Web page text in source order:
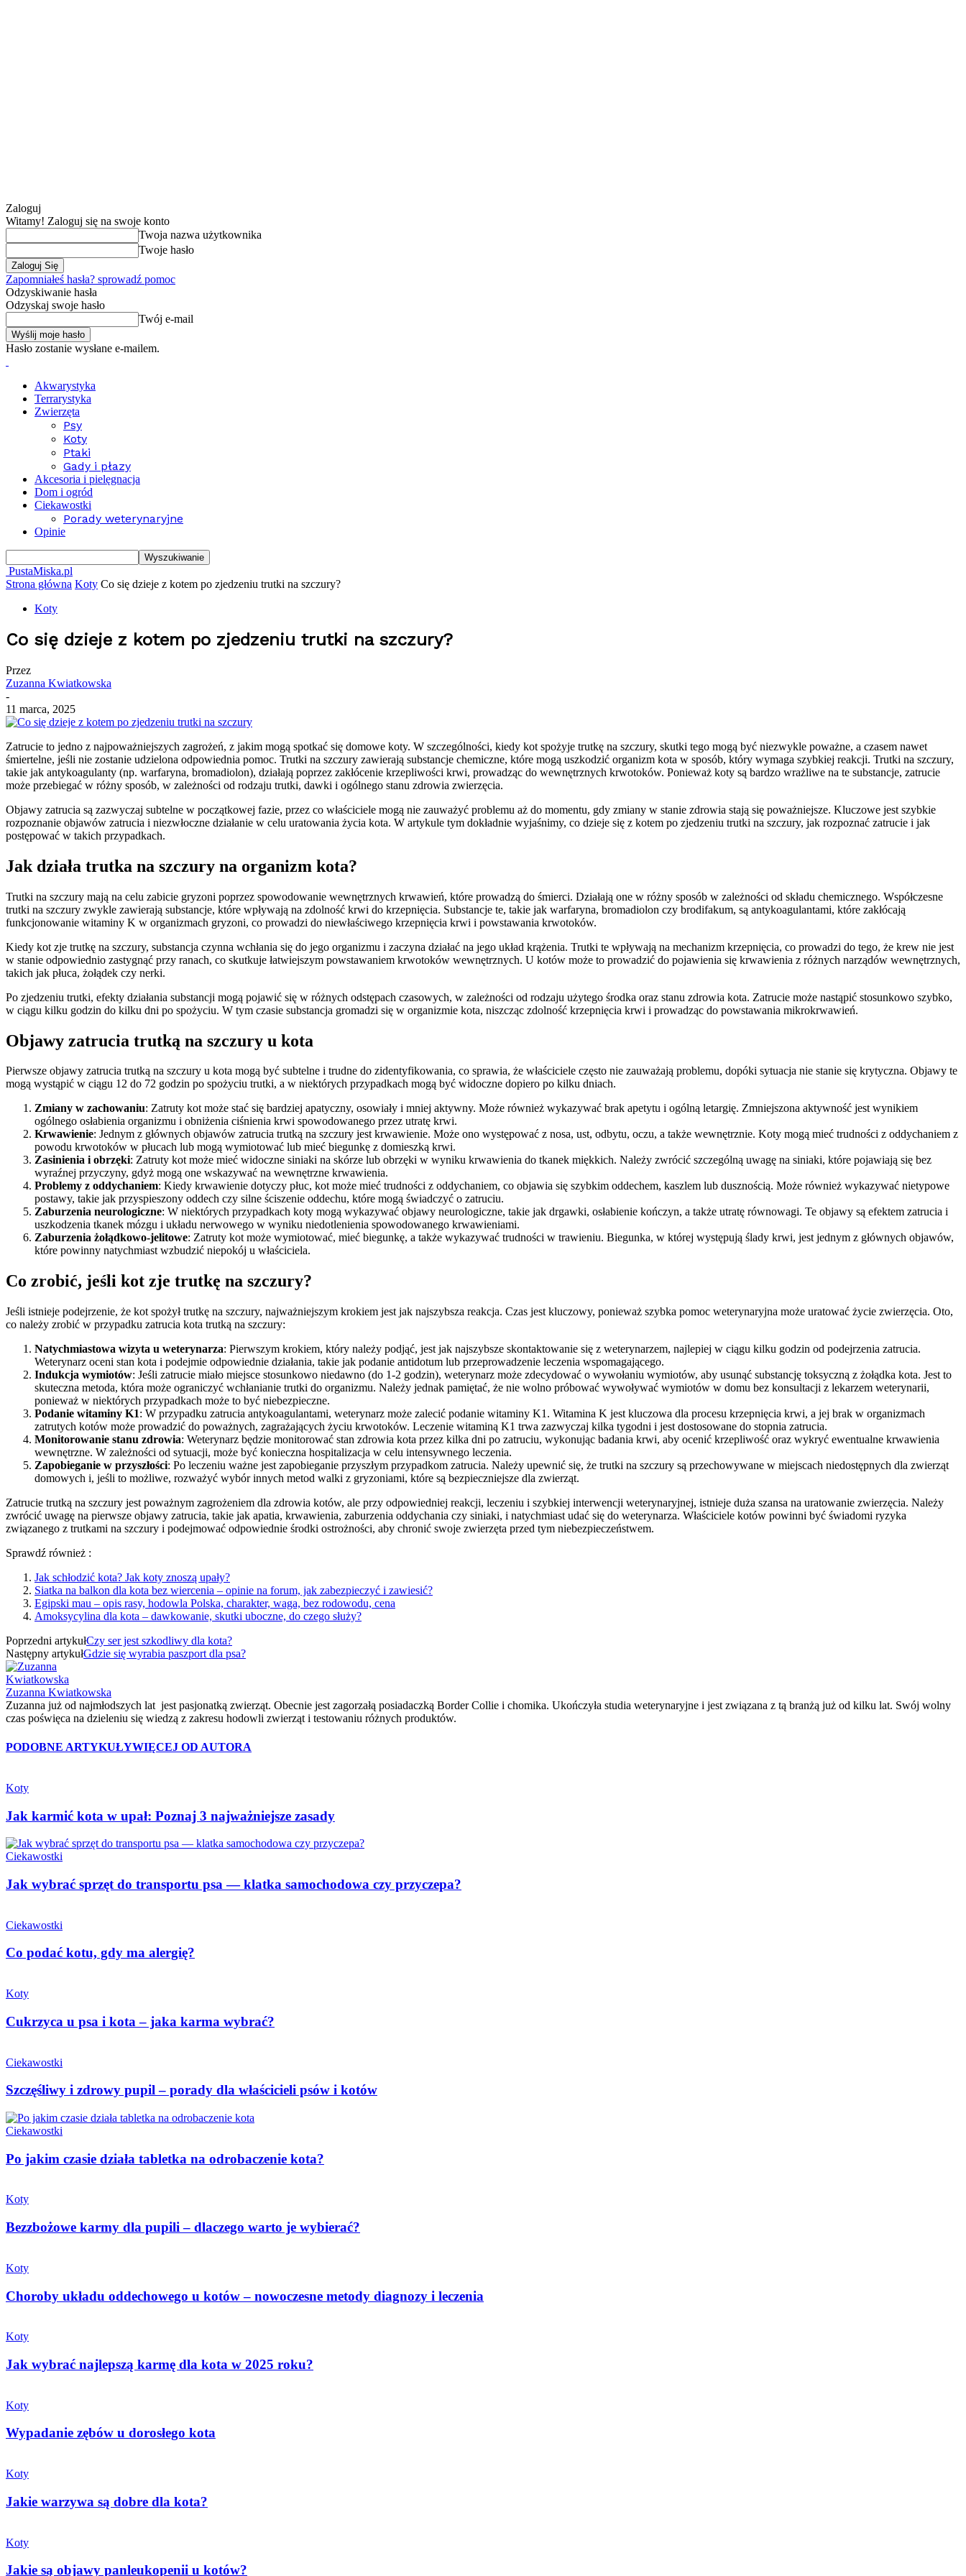
Zaloguj
Witamy! Zaloguj się na swoje konto
Twoja nazwa użytkownika
Twoje hasło
Zapomniałeś hasła? sprowadź pomoc
Odzyskiwanie hasła
Odzyskaj swoje hasło
Twój e-mail
Hasło zostanie wysłane e-mailem.
Akwarystyka
Terrarystyka
Zwierzęta
Psy
Koty
Ptaki
Gady i płazy
Akcesoria i pielęgnacja
Dom i ogród
Ciekawostki
Porady weterynaryjne
Opinie
PustaMiska.pl
Strona główna Koty Co się dzieje z kotem po zjedzeniu trutki na szczury?
Koty
Co się dzieje z kotem po zjedzeniu trutki na szczury?
Przez
Zuzanna Kwiatkowska
-
11 marca, 2025
Zatrucie to jedno z najpoważniejszych zagrożeń, z jakim mogą spotkać się domowe koty. W szczególności, kiedy kot spożyje trutkę na szczury, skutki tego mogą być niezwykle poważne, a czasem nawet
śmiertelne, jeśli nie zostanie udzielona odpowiednia pomoc. Trutki na szczury zawierają substancje chemiczne, które mogą uszkodzić organizm kota w sposób, który wymaga szybkiej reakcji. Trutki na szczury,
takie jak antykoagulanty (np. warfaryna, bromadiolon), działają poprzez zakłócenie krzepliwości krwi, prowadząc do wewnętrznych krwotoków. Ponieważ koty są bardzo wrażliwe na te substancje, zatrucie
może przebiegać w różny sposób, w zależności od rodzaju trutki, dawki i ogólnego stanu zdrowia zwierzęcia.
Objawy zatrucia są zazwyczaj subtelne w początkowej fazie, przez co właściciele mogą nie zauważyć problemu aż do momentu, gdy zmiany w stanie zdrowia stają się poważniejsze. Kluczowe jest szybkie
rozpoznanie objawów zatrucia i niezwłoczne działanie w celu uratowania życia kota. W artykule tym dokładnie wyjaśnimy, co dzieje się z kotem po zjedzeniu trutki na szczury, jak rozpoznać zatrucie i jak
postępować w takich przypadkach.
Jak działa trutka na szczury na organizm kota?
Trutki na szczury mają na celu zabicie gryzoni poprzez spowodowanie wewnętrznych krwawień, które prowadzą do śmierci. Działają one w różny sposób w zależności od składu chemicznego. Współczesne
trutki na szczury zwykle zawierają substancje, które wpływają na zdolność krwi do krzepnięcia. Substancje te, takie jak warfaryna, bromadiolon czy brodifakum, są antykoagulantami, które zakłócają
funkcjonowanie witaminy K w organizmach gryzoni, co prowadzi do niewłaściwego krzepnięcia krwi i powstawania krwotoków.
Kiedy kot zje trutkę na szczury, substancja czynna wchłania się do jego organizmu i zaczyna działać na jego układ krążenia. Trutki te wpływają na mechanizm krzepnięcia, co prowadzi do tego, że krew nie jest
w stanie odpowiednio zastygnąć przy ranach, co skutkuje łatwiejszym powstawaniem krwotoków wewnętrznych. U kotów może to prowadzić do pojawienia się krwawienia z różnych narządów wewnętrznych,
takich jak płuca, żołądek czy nerki.
Po zjedzeniu trutki, efekty działania substancji mogą pojawić się w różnych odstępach czasowych, w zależności od rodzaju użytego środka oraz stanu zdrowia kota. Zatrucie może nastąpić stosunkowo szybko,
w ciągu kilku godzin do kilku dni po spożyciu. W tym czasie substancja gromadzi się w organizmie kota, niszcząc zdolność krzepnięcia krwi i prowadząc do powstawania mikrokrwawień.
Objawy zatrucia trutką na szczury u kota
Pierwsze objawy zatrucia trutką na szczury u kota mogą być subtelne i trudne do zidentyfikowania, co sprawia, że właściciele często nie zauważają problemu, dopóki sytuacja nie stanie się krytyczna. Objawy te
mogą wystąpić w ciągu 12 do 72 godzin po spożyciu trutki, a w niektórych przypadkach mogą być widoczne dopiero po kilku dniach.
Zmiany w zachowaniu: Zatruty kot może stać się bardziej apatyczny, osowiały i mniej aktywny. Może również wykazywać brak apetytu i ogólną letargię. Zmniejszona aktywność jest wynikiem
ogólnego osłabienia organizmu i obniżenia ciśnienia krwi spowodowanego przez utratę krwi.
Krwawienie: Jednym z głównych objawów zatrucia trutką na szczury jest krwawienie. Może ono występować z nosa, ust, odbytu, oczu, a także wewnętrznie. Koty mogą mieć trudności z oddychaniem z
powodu krwotoków w płucach lub mogą wymiotować lub mieć biegunkę z domieszką krwi.
Zasinienia i obrzęki: Zatruty kot może mieć widoczne siniaki na skórze lub obrzęki w wyniku krwawienia do tkanek miękkich. Należy zwrócić szczególną uwagę na siniaki, które pojawiają się bez
wyraźnej przyczyny, gdyż mogą one wskazywać na wewnętrzne krwawienia.
Problemy z oddychaniem: Kiedy krwawienie dotyczy płuc, kot może mieć trudności z oddychaniem, co objawia się szybkim oddechem, kaszlem lub dusznością. Może również wykazywać nietypowe
postawy, takie jak przyspieszony oddech czy silne ściszenie oddechu, które mogą świadczyć o zatruciu.
Zaburzenia neurologiczne: W niektórych przypadkach koty mogą wykazywać objawy neurologiczne, takie jak drgawki, osłabienie kończyn, a także utratę równowagi. Te objawy są efektem zatrucia i
uszkodzenia tkanek mózgu i układu nerwowego w wyniku niedotlenienia spowodowanego krwawieniami.
Zaburzenia żołądkowo-jelitowe: Zatruty kot może wymiotować, mieć biegunkę, a także wykazywać trudności w trawieniu. Biegunka, w której występują ślady krwi, jest jednym z głównych objawów,
które powinny natychmiast wzbudzić niepokój u właściciela.
Co zrobić, jeśli kot zje trutkę na szczury?
Jeśli istnieje podejrzenie, że kot spożył trutkę na szczury, najważniejszym krokiem jest jak najszybsza reakcja. Czas jest kluczowy, ponieważ szybka pomoc weterynaryjna może uratować życie zwierzęcia. Oto,
co należy zrobić w przypadku zatrucia kota trutką na szczury:
Natychmiastowa wizyta u weterynarza: Pierwszym krokiem, który należy podjąć, jest jak najszybsze skontaktowanie się z weterynarzem, najlepiej w ciągu kilku godzin od podejrzenia zatrucia.
Weterynarz oceni stan kota i podejmie odpowiednie działania, takie jak podanie antidotum lub przeprowadzenie leczenia wspomagającego.
Indukcja wymiotów: Jeśli zatrucie miało miejsce stosunkowo niedawno (do 1-2 godzin), weterynarz może zdecydować o wywołaniu wymiotów, aby usunąć substancję toksyczną z żołądka kota. Jest to
skuteczna metoda, która może ograniczyć wchłanianie trutki do organizmu. Należy jednak pamiętać, że nie wolno próbować wywoływać wymiotów w domu bez konsultacji z lekarzem weterynarii,
ponieważ w niektórych przypadkach może to być niebezpieczne.
Podanie witaminy K1: W przypadku zatrucia antykoagulantami, weterynarz może zalecić podanie witaminy K1. Witamina K jest kluczowa dla procesu krzepnięcia krwi, a jej brak w organizmach
zatrutych kotów może prowadzić do poważnych, zagrażających życiu krwotoków. Leczenie witaminą K1 trwa zazwyczaj kilka tygodni i jest dostosowane do stopnia zatrucia.
Monitorowanie stanu zdrowia: Weterynarz będzie monitorować stan zdrowia kota przez kilka dni po zatruciu, wykonując badania krwi, aby ocenić krzepliwość oraz wykryć ewentualne krwawienia
wewnętrzne. W zależności od sytuacji, może być konieczna hospitalizacja w celu intensywnego leczenia.
Zapobieganie w przyszłości: Po leczeniu ważne jest zapobieganie przyszłym przypadkom zatrucia. Należy upewnić się, że trutki na szczury są przechowywane w miejscach niedostępnych dla zwierząt
domowych i, jeśli to możliwe, rozważyć wybór innych metod walki z gryzoniami, które są bezpieczniejsze dla zwierząt.
Zatrucie trutką na szczury jest poważnym zagrożeniem dla zdrowia kotów, ale przy odpowiedniej reakcji, leczeniu i szybkiej interwencji weterynaryjnej, istnieje duża szansa na uratowanie zwierzęcia. Należy
zwrócić uwagę na pierwsze objawy zatrucia, takie jak apatia, krwawienia, zaburzenia oddychania czy siniaki, i natychmiast udać się do weterynarza. Właściciele kotów powinni być świadomi ryzyka
związanego z trutkami na szczury i podejmować odpowiednie środki ostrożności, aby chronić swoje zwierzęta przed tym niebezpieczeństwem.
Sprawdź również :
Jak schłodzić kota? Jak koty znoszą upały?
Siatka na balkon dla kota bez wiercenia – opinie na forum, jak zabezpieczyć i zawiesić?
Egipski mau – opis rasy, hodowla Polska, charakter, waga, bez rodowodu, cena
Amoksycylina dla kota – dawkowanie, skutki uboczne, do czego służy?
Poprzedni artykułCzy ser jest szkodliwy dla kota?
Następny artykułGdzie się wyrabia paszport dla psa?
Zuzanna Kwiatkowska
Zuzanna już od najmłodszych lat jest pasjonatką zwierząt. Obecnie jest zagorzałą posiadaczką Border Collie i chomika. Ukończyła studia weterynaryjne i jest związana z tą branżą już od kilku lat. Swój wolny
czas poświęca na dzieleniu się wiedzą z zakresu hodowli zwierząt i testowaniu różnych produktów.
PODOBNE ARTYKUŁYWIĘCEJ OD AUTORA
Koty
Jak karmić kota w upał: Poznaj 3 najważniejsze zasady
Ciekawostki
Jak wybrać sprzęt do transportu psa — klatka samochodowa czy przyczepa?
Ciekawostki
Co podać kotu, gdy ma alergię?
Koty
Cukrzyca u psa i kota – jaka karma wybrać?
Ciekawostki
Szczęśliwy i zdrowy pupil – porady dla właścicieli psów i kotów
Ciekawostki
Po jakim czasie działa tabletka na odrobaczenie kota?
Koty
Bezzbożowe karmy dla pupili – dlaczego warto je wybierać?
Koty
Choroby układu oddechowego u kotów – nowoczesne metody diagnozy i leczenia
Koty
Jak wybrać najlepszą karmę dla kota w 2025 roku?
Koty
Wypadanie zębów u dorosłego kota
Koty
Jakie warzywa są dobre dla kota?
Koty
Jakie są objawy panleukopenii u kotów?